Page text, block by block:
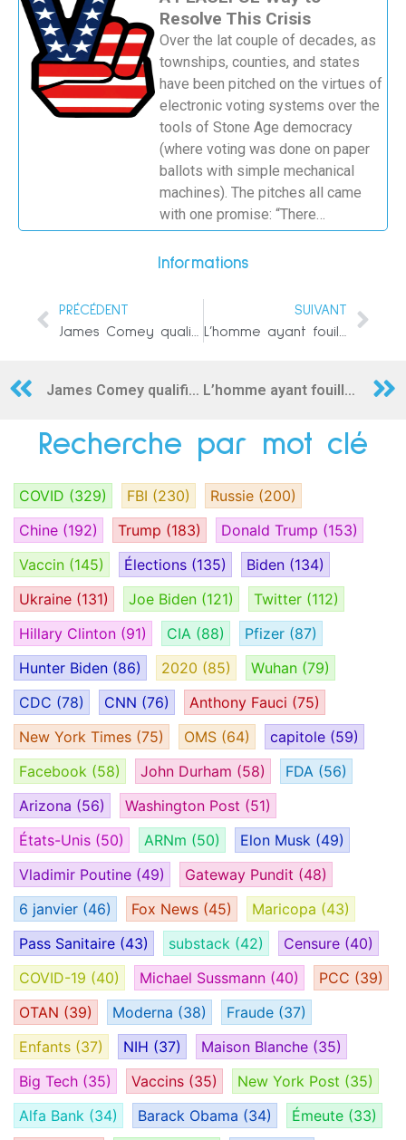
Resolve This Crisis
Over the lat couple of decades, as
townships, counties, and states
have been pitched on the virtues of
electronic voting systems over the
tools of Stone Age democracy
(where voting was done on paper
ballots with simple mechanical
machines). The pitches all came
with one promise: “There…
Informations
PRÉCÉDENT
James Comey qualifie de « terroristes » les militants de Trump pour avoir pris d’assaut le Capitole
SUIVANT
L’homme ayant fouillé l’ordinateur de Nancy Pelosi au Capitole a été retrouvé mort par balles
James Comey qualifie de « terroristes » les militants de Trump pour avoir pris d’assaut le Capitole L’homme ayant fouillé l’ordinateur de Nancy Pelosi au Capitole a été retrouvé mort par balles
Recherche par mot clé
COVID (329) FBI (230) Russie (200)
Chine (192) Trump (183) Donald Trump (153)
Vaccin (145) Élections (135) Biden (134)
Ukraine (131) Joe Biden (121) Twitter (112)
Hillary Clinton (91) CIA (88) Pfizer (87)
Hunter Biden (86) 2020 (85) Wuhan (79)
CDC (78) CNN (76) Anthony Fauci (75)
New York Times (75) OMS (64) capitole (59)
Facebook (58) John Durham (58) FDA (56)
Arizona (56) Washington Post (51)
États-Unis (50) ARNm (50) Elon Musk (49)
Vladimir Poutine (49) Gateway Pundit (48)
6 janvier (46) Fox News (45) Maricopa (43)
Pass Sanitaire (43) substack (42) Censure (40)
COVID-19 (40) Michael Sussmann (40) PCC (39)
OTAN (39) Moderna (38) Fraude (37)
Enfants (37) NIH (37) Maison Blanche (35)
Big Tech (35) Vaccins (35) New York Post (35)
Alfa Bank (34) Barack Obama (34) Émeute (33)